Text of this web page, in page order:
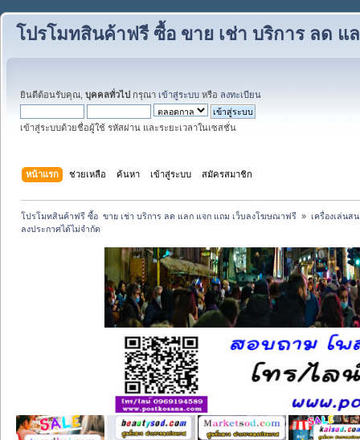
โปรโมทสินค้าฟรี ซื้อ ขาย เช่า บริการ ลด
ยินดีต้อนรับคุณ, บุคคลทั่วไป กรุณา เข้าสู่ระบบ หรือ ลงทะเบียน
เข้าสู่ระบบด้วยชื่อผู้ใช้ รหัสผ่าน และระยะเวลาในเซสชั่น
หน้าแรก ช่วยเหลือ ค้นหา เข้าสู่ระบบ สมัครสมาชิก
โปรโมทสินค้าฟรี ซื้อ  ขาย เช่า บริการ ลด แลก แจก แถม เว็บลงโฆษณาฟรี » เครื่องเล่นส
ลงประกาศได้ไม่จำกัด